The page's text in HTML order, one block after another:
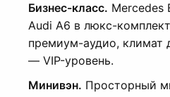
Бизнес-класс. Mercedes
Audi A6 в люкс-
премиум-аудио, климат
— VIP-уровень.
Минивэн. Просторный